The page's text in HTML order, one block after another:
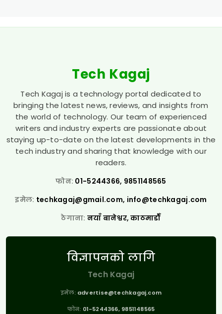
Tech Kagaj
Tech Kagaj is a technology portal dedicated to
bringing the latest news, reviews, and insights from
the world of technology. Our team of experienced
writers and industry experts are passionate about
staying up-to-date on the latest developments in the
tech industry and sharing that knowledge with our
readers.
फोन: 01-5244366, 9851148565
इमेल: techkagaj@gmail.com, info@techkagaj.com
ठेगाना: नयाँ बानेश्वर, काठमाडौँ
विज्ञापनको लागि
Tech Kagaj
इमेल: advertise@techkagaj.com
फोन: 01-5244366, 9851148565